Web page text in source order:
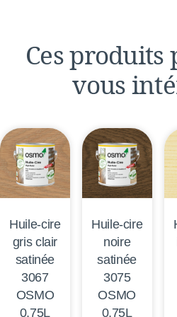
Ces
vous
Huile-cire
gris clair
satinée
3067
OSMO
0,75L
Huile-cire
noire
satinée
3075
OSMO
0,75L